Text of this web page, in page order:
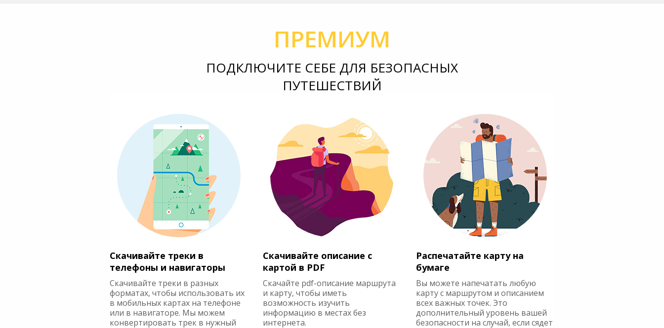
ПРЕМИУМ
ПОДКЛЮЧИТЕ СЕБЕ ДЛЯ БЕЗОПАСНЫХ
ПУТЕШЕСТВИЙ
Скачивайте треки в
телефоны и навигаторы
Скачивайте треки в разных
форматах, чтобы использовать их
в мобильных картах на телефоне
или в навигаторе. Мы можем
конвертировать трек в нужный
Скачивайте описание с
картой в PDF
Скачайте pdf-описание маршрута
и карту, чтобы иметь
возможность изучить
информацию в местах без
интернета.
Распечатайте карту на
бумаге
Вы можете напечатать любую
карту с маршрутом и описанием
всех важных точек. Это
дополнительный уровень вашей
безопасности на случай, если сядет